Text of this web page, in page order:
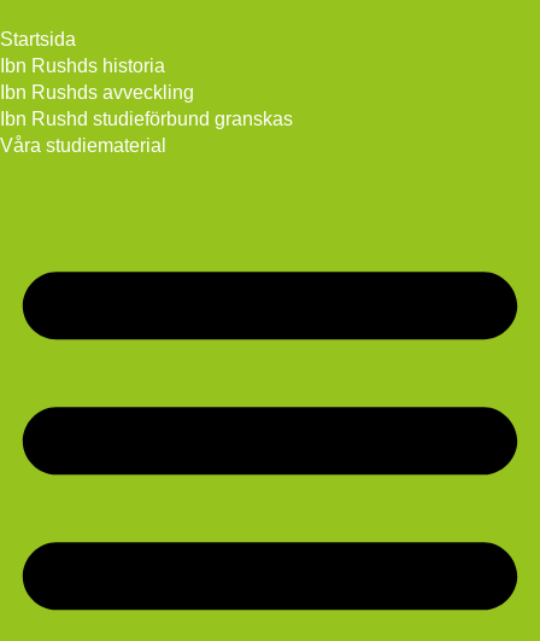
Startsida
Ibn Rushds historia
Ibn Rushds avveckling
Ibn Rushd studieförbund granskas​
Våra studiematerial